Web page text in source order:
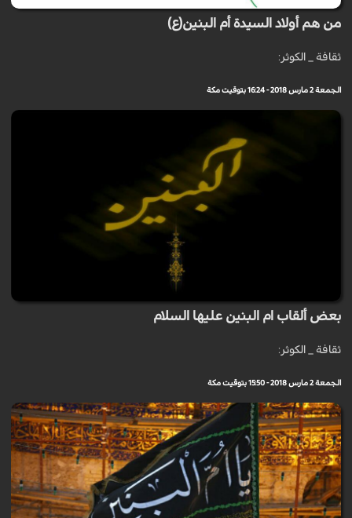
من هم أولاد السيدة أم البنين(ع)
ثقافة _ الكوثر:
الجمعة 2 مارس 2018 - 16:24 بتوقيت مكة
بعض ألقاب ام البنين عليها السلام
ثقافة _ الكوثر:
الجمعة 2 مارس 2018 - 15:50 بتوقيت مكة